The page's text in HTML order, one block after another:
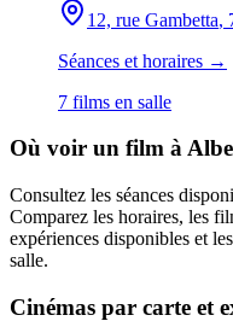
12, rue Gambetta,
Séances et horaires →
7 films en salle
Où voir un film à
Consultez les séances
Comparez les horaires, les
expériences disponibles et
salle.
Cinémas par carte et